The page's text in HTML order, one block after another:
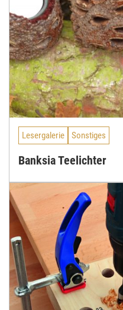
Lesergalerie Sonstiges
Banksia Teelichter